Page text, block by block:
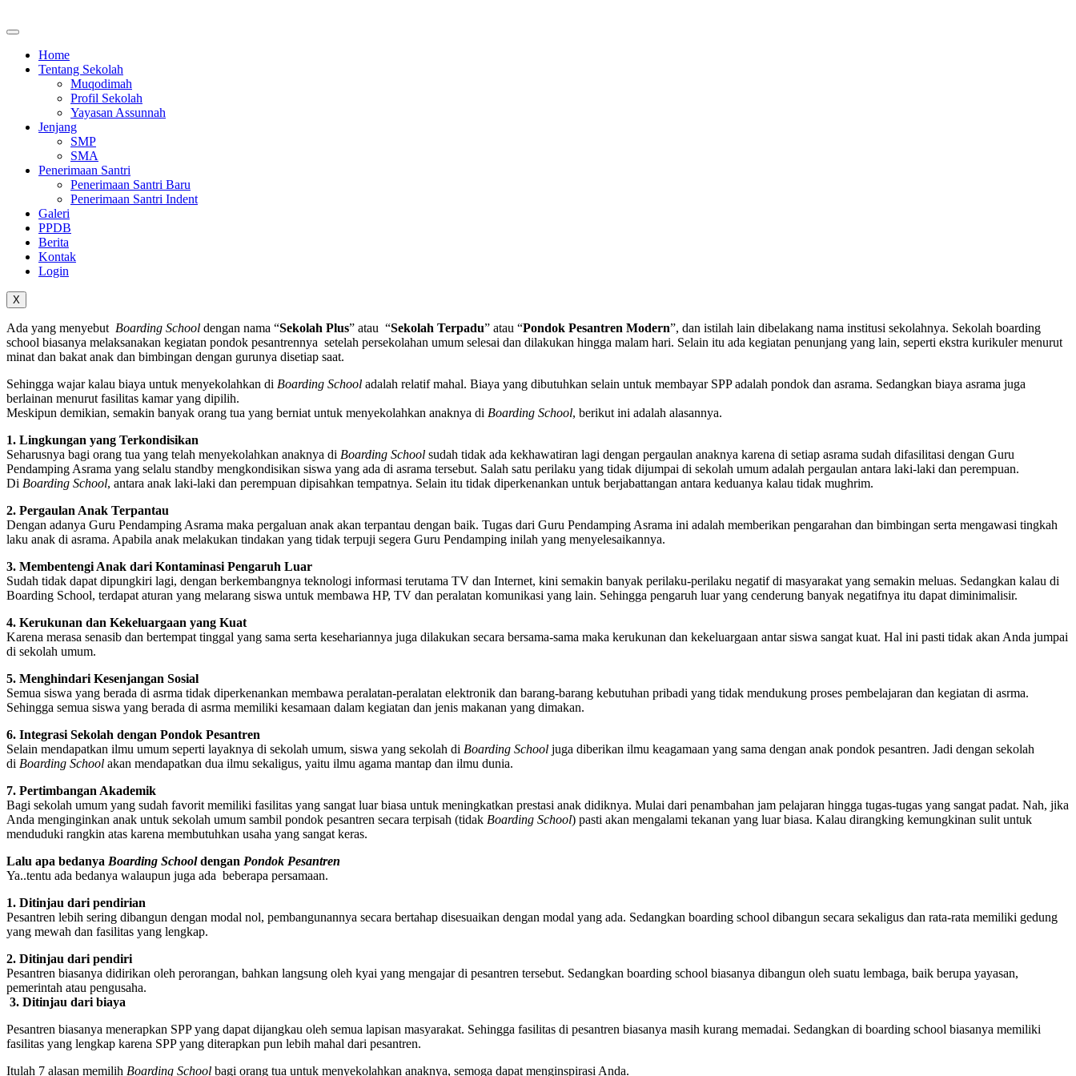
to
Home
Tentang Sekolah
Muqodimah
Profil Sekolah
Yayasan Assunnah
Jenjang
SMP
SMA
Penerimaan Santri
Penerimaan Santri Baru
Penerimaan Santri Indent
Galeri
PPDB
Berita
Kontak
Login
X
Ada yang menyebut Boarding School dengan nama “Sekolah Plus” atau “Sekolah Terpadu” atau “Pondok Pesantren Modern”, dan istilah lain dibelakang nama institusi sekolahnya. Sekolah boarding
school biasanya melaksanakan kegiatan pondok pesantrennya setelah persekolahan umum selesai dan dilakukan hingga malam hari. Selain itu ada kegiatan penunjang yang lain, seperti ekstra kurikuler menurut
minat dan bakat anak dan bimbingan dengan gurunya disetiap saat.
Sehingga wajar kalau biaya untuk menyekolahkan di Boarding School adalah relatif mahal. Biaya yang dibutuhkan selain untuk membayar SPP adalah pondok dan asrama. Sedangkan biaya asrama juga
berlainan menurut fasilitas kamar yang dipilih.
Meskipun demikian, semakin banyak orang tua yang berniat untuk menyekolahkan anaknya di Boarding School, berikut ini adalah alasannya.
1. Lingkungan yang Terkondisikan
Seharusnya bagi orang tua yang telah menyekolahkan anaknya di Boarding School sudah tidak ada kekhawatiran lagi dengan pergaulan anaknya karena di setiap asrama sudah difasilitasi dengan Guru
Pendamping Asrama yang selalu standby mengkondisikan siswa yang ada di asrama tersebut. Salah satu perilaku yang tidak dijumpai di sekolah umum adalah pergaulan antara laki-laki dan perempuan.
Di Boarding School, antara anak laki-laki dan perempuan dipisahkan tempatnya. Selain itu tidak diperkenankan untuk berjabattangan antara keduanya kalau tidak mughrim.
2. Pergaulan Anak Terpantau
Dengan adanya Guru Pendamping Asrama maka pergaluan anak akan terpantau dengan baik. Tugas dari Guru Pendamping Asrama ini adalah memberikan pengarahan dan bimbingan serta mengawasi tingkah
laku anak di asrama. Apabila anak melakukan tindakan yang tidak terpuji segera Guru Pendamping inilah yang menyelesaikannya.
3. Membentengi Anak dari Kontaminasi Pengaruh Luar
Sudah tidak dapat dipungkiri lagi, dengan berkembangnya teknologi informasi terutama TV dan Internet, kini semakin banyak perilaku-perilaku negatif di masyarakat yang semakin meluas. Sedangkan kalau di
Boarding School, terdapat aturan yang melarang siswa untuk membawa HP, TV dan peralatan komunikasi yang lain. Sehingga pengaruh luar yang cenderung banyak negatifnya itu dapat diminimalisir.
4. Kerukunan dan Kekeluargaan yang Kuat
Karena merasa senasib dan bertempat tinggal yang sama serta kesehariannya juga dilakukan secara bersama-sama maka kerukunan dan kekeluargaan antar siswa sangat kuat. Hal ini pasti tidak akan Anda jumpai
di sekolah umum.
5. Menghindari Kesenjangan Sosial
Semua siswa yang berada di asrma tidak diperkenankan membawa peralatan-peralatan elektronik dan barang-barang kebutuhan pribadi yang tidak mendukung proses pembelajaran dan kegiatan di asrma.
Sehingga semua siswa yang berada di asrma memiliki kesamaan dalam kegiatan dan jenis makanan yang dimakan.
6. Integrasi Sekolah dengan Pondok Pesantren
Selain mendapatkan ilmu umum seperti layaknya di sekolah umum, siswa yang sekolah di Boarding School juga diberikan ilmu keagamaan yang sama dengan anak pondok pesantren. Jadi dengan sekolah
di Boarding School akan mendapatkan dua ilmu sekaligus, yaitu ilmu agama mantap dan ilmu dunia.
7. Pertimbangan Akademik
Bagi sekolah umum yang sudah favorit memiliki fasilitas yang sangat luar biasa untuk meningkatkan prestasi anak didiknya. Mulai dari penambahan jam pelajaran hingga tugas-tugas yang sangat padat. Nah, jika
Anda menginginkan anak untuk sekolah umum sambil pondok pesantren secara terpisah (tidak Boarding School) pasti akan mengalami tekanan yang luar biasa. Kalau dirangking kemungkinan sulit untuk
menduduki rangkin atas karena membutuhkan usaha yang sangat keras.
Lalu apa bedanya Boarding Schooldengan Pondok Pesantren
Ya..tentu ada bedanya walaupun juga ada beberapa persamaan.
1. Ditinjau dari pendirian
Pesantren lebih sering dibangun dengan modal nol, pembangunannya secara bertahap disesuaikan dengan modal yang ada. Sedangkan boarding school dibangun secara sekaligus dan rata-rata memiliki gedung
yang mewah dan fasilitas yang lengkap.
2. Ditinjau dari pendiri
Pesantren biasanya didirikan oleh perorangan, bahkan langsung oleh kyai yang mengajar di pesantren tersebut. Sedangkan boarding school biasanya dibangun oleh suatu lembaga, baik berupa yayasan,
pemerintah atau pengusaha.
3. Ditinjau dari biaya
Pesantren biasanya menerapkan SPP yang dapat dijangkau oleh semua lapisan masyarakat. Sehingga fasilitas di pesantren biasanya masih kurang memadai. Sedangkan di boarding school biasanya memiliki
fasilitas yang lengkap karena SPP yang diterapkan pun lebih mahal dari pesantren.
Itulah 7 alasan memilih Boarding School bagi orang tua untuk menyekolahkan anaknya, semoga dapat menginspirasi Anda.